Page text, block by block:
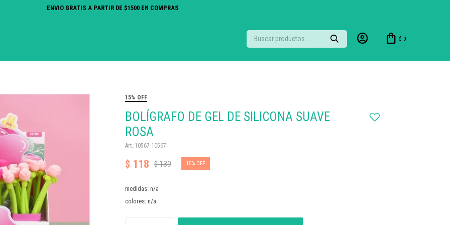
ENVIO GRATIS A PARTIR DE $1500 EN COMPRAS
$ 0
15% OFF
BOLÍGRAFO DE GEL DE SILICONA SUAVE
ROSA
10567-10567
$ 118 $139 15
medidas: n/a
colores: n/a